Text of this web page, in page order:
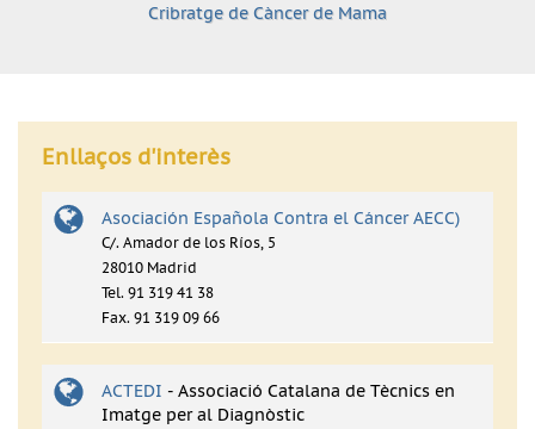
Cribratge de Càncer de Mama
Enllaços d'interès
Asociación Española Contra el Cáncer AECC)
C/. Amador de los Ríos, 5
28010 Madrid
Tel. 91 319 41 38
Fax. 91 319 09 66
ACTEDI - Associació Catalana de Tècnics en
Imatge per al Diagnòstic